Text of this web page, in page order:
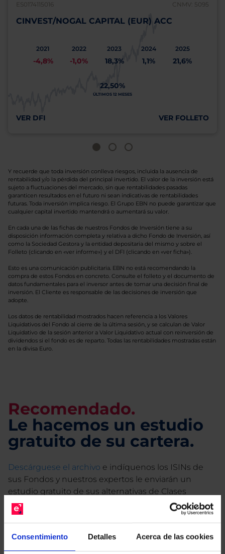
Consentimiento Detalles Acerca de las cookies
ES0174115016 CNMV: 5095
CINVEST/NOGAL CAPITAL (EUR) ACC
2021
-4,8%
2022
-1,0%
2023
18,3%
2024
1,1%
2025
21,6%
22,50%
ÚLTIMOS 12 MESES
VER DFI VER FOLLETO
Y recuerde que toda inversión conlleva riesgos, incluida la ausencia de
rentabilidad y/o la pérdida del principal invertido. El valor de la inversión está
sujeto a fluctuaciones del mercado, sin que rentabilidades pasadas
garanticen resultados en el futuro ni sean indicativas de rentabilidades
futuras. Toda inversión implica riesgo. El Grupo EBN no puede garantizar que
cualquier capital invertido mantendrá o aumentará su valor.
En cada una de las fichas de nuestros Fondos de Inversión tiene a su
disposición información completa y relativa a dicho Fondo de Inversión, así
como la Sociedad Gestora y la entidad depositaria del mismo y sobre el
Folleto (clicando en «ver informe») y el DFI (clicando en «ver ficha»).
Esto es una comunicación publicitaria. EBN no está recomendando la
compra de estos Fondos en concreto. Consulte el folleto y el documento de
datos fundamentales para el inversor antes de tomar una decisión final de
inversión. El Cliente es responsable de las decisiones de inversión que
adopte.
Los datos de rentabilidad mostrados hacen referencia a los Valores
Liquidativos del Fondo al cierre de la última sesión, y se calculan de Valor
Liquidativo de la sesión anterior a Valor Liquidativo actual con reinversión de
dividendos si el fondo es de reparto. Todas las rentabilidades mostradas están
en la divisa Euro.
Recomendado.
Le hacemos un estudio
gratuito de su cartera.
Descárguese el archivo e indíquenos los ISINs de
sus Fondos y nuestros expertos le enviarán un
estudio gratuito de sus alternativas de Clases
Limpias con las que podrá ahorrar en sus costes.